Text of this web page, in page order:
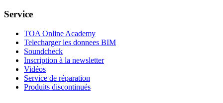
Service
TOA Online Academy
Telecharger les donnees BIM
Soundcheck
Inscription à la newsletter
Vidéos
Service de réparation
Produits discontinués